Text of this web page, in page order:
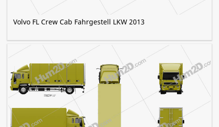
Volvo FL Crew Cab Fahrgestell LKW 2013